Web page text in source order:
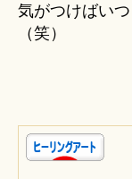
気がつけばい
（笑）